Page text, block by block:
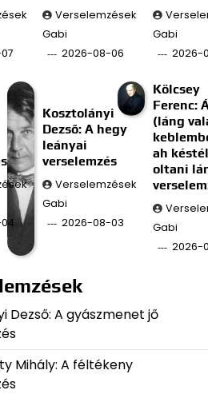
Verselemzések
Gabi
2026-08-06
Gabi
2026-
Kosztolányi
Dezső: A hegy
leányai
verselemzés
Verselemzések
Gabi
2026-08-03
Kölcsey
Ferenc:
(láng
ah késtél
oltani
Gabi
2026-
Dezső: A gyászmenet jő
Mihály: A féltékeny